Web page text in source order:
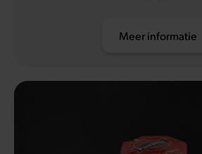
Meer informatie